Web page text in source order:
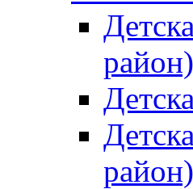
район)
район)